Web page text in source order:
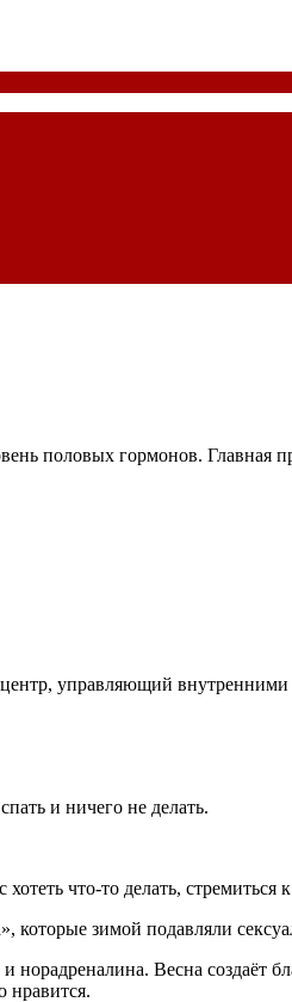
половых гормонов. Главная
управляющий
и ничего не делать.
что-то делать, стремиться к
которые зимой подавляли
Весна создаёт
нравится.